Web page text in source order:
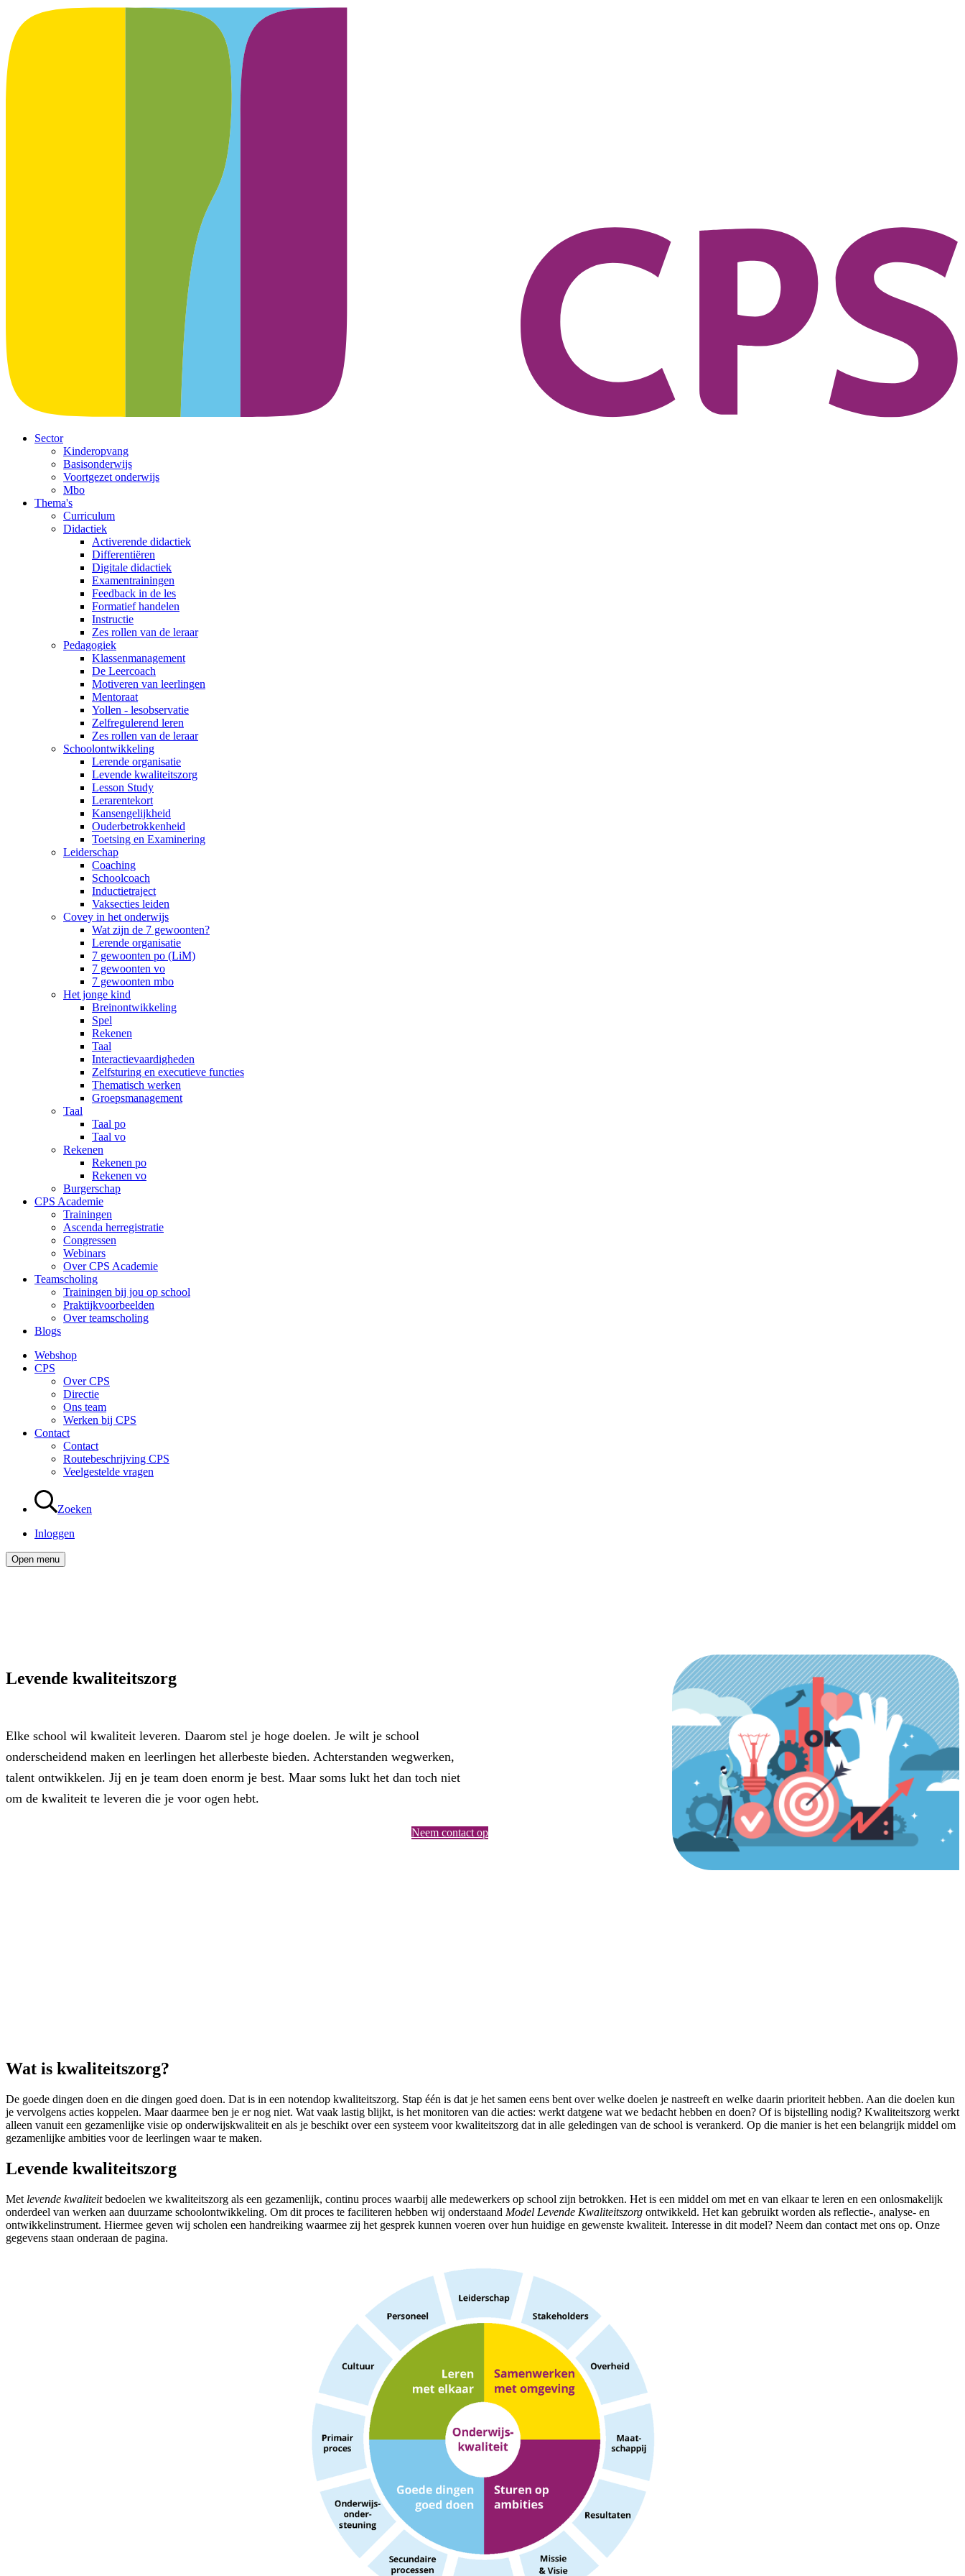
Sector
Kinderopvang
Basisonderwijs
Voortgezet onderwijs
Mbo
Thema's
Curriculum
Didactiek
Activerende didactiek
Differentiëren
Digitale didactiek
Examentrainingen
Feedback in de les
Formatief handelen
Instructie
Zes rollen van de leraar
Pedagogiek
Klassenmanagement
De Leercoach
Motiveren van leerlingen
Mentoraat
Yollen - lesobservatie
Zelfregulerend leren
Zes rollen van de leraar
Schoolontwikkeling
Lerende organisatie
Levende kwaliteitszorg
Lesson Study
Lerarentekort
Kansengelijkheid
Ouderbetrokkenheid
Toetsing en Examinering
Leiderschap
Coaching
Schoolcoach
Inductietraject
Vaksecties leiden
Covey in het onderwijs
Wat zijn de 7 gewoonten?
Lerende organisatie
7 gewoonten po (LiM)
7 gewoonten vo
7 gewoonten mbo
Het jonge kind
Breinontwikkeling
Spel
Rekenen
Taal
Interactievaardigheden
Zelfsturing en executieve functies
Thematisch werken
Groepsmanagement
Taal
Taal po
Taal vo
Rekenen
Rekenen po
Rekenen vo
Burgerschap
CPS Academie
Trainingen
Ascenda herregistratie
Congressen
Webinars
Over CPS Academie
Teamscholing
Trainingen bij jou op school
Praktijkvoorbeelden
Over teamscholing
Blogs
Webshop
CPS
Over CPS
Directie
Ons team
Werken bij CPS
Contact
Contact
Routebeschrijving CPS
Veelgestelde vragen
Zoeken
Inloggen
Open menu
Levende kwaliteitszorg
Elke school wil kwaliteit leveren. Daarom stel je hoge doelen. Je wilt je school
onderscheidend maken en leerlingen het allerbeste bieden. Achterstanden wegwerken,
talent ontwikkelen. Jij en je team doen enorm je best. Maar soms lukt het dan toch niet
om de kwaliteit te leveren die je voor ogen hebt.
Neem contact op
Wat is kwaliteitszorg?
De goede dingen doen en die dingen goed doen. Dat is in een notendop kwaliteitszorg. Stap één is dat je het samen eens bent over welke doelen je nastreeft en welke daarin prioriteit hebben. Aan die doelen kun
je vervolgens acties koppelen. Maar daarmee ben je er nog niet. Wat vaak lastig blijkt, is het monitoren van die acties: werkt datgene wat we bedacht hebben en doen? Of is bijstelling nodig? Kwaliteitszorg werkt
alleen vanuit een gezamenlijke visie op onderwijskwaliteit en als je beschikt over een systeem voor kwaliteitszorg dat in alle geledingen van de school is verankerd. Op die manier is het een belangrijk middel om
gezamenlijke ambities voor de leerlingen waar te maken.
Levende kwaliteitszorg
Met levende kwaliteitbedoelen we kwaliteitszorg als een gezamenlijk, continu proces waarbij alle medewerkers op school zijn betrokken. Het is een middel om met en van elkaar te leren en een onlosmakelijk
onderdeel van werken aan duurzame schoolontwikkeling. Om dit proces te faciliteren hebben wij onderstaand Model Levende Kwaliteitszorg ontwikkeld. Het kan gebruikt worden als reflectie-, analyse- en
ontwikkelinstrument. Hiermee geven wij scholen een handreiking waarmee zij het gesprek kunnen voeren over hun huidige en gewenste kwaliteit. Interesse in dit model? Neem dan contact met ons op. Onze
gegevens staan onderaan de pagina.